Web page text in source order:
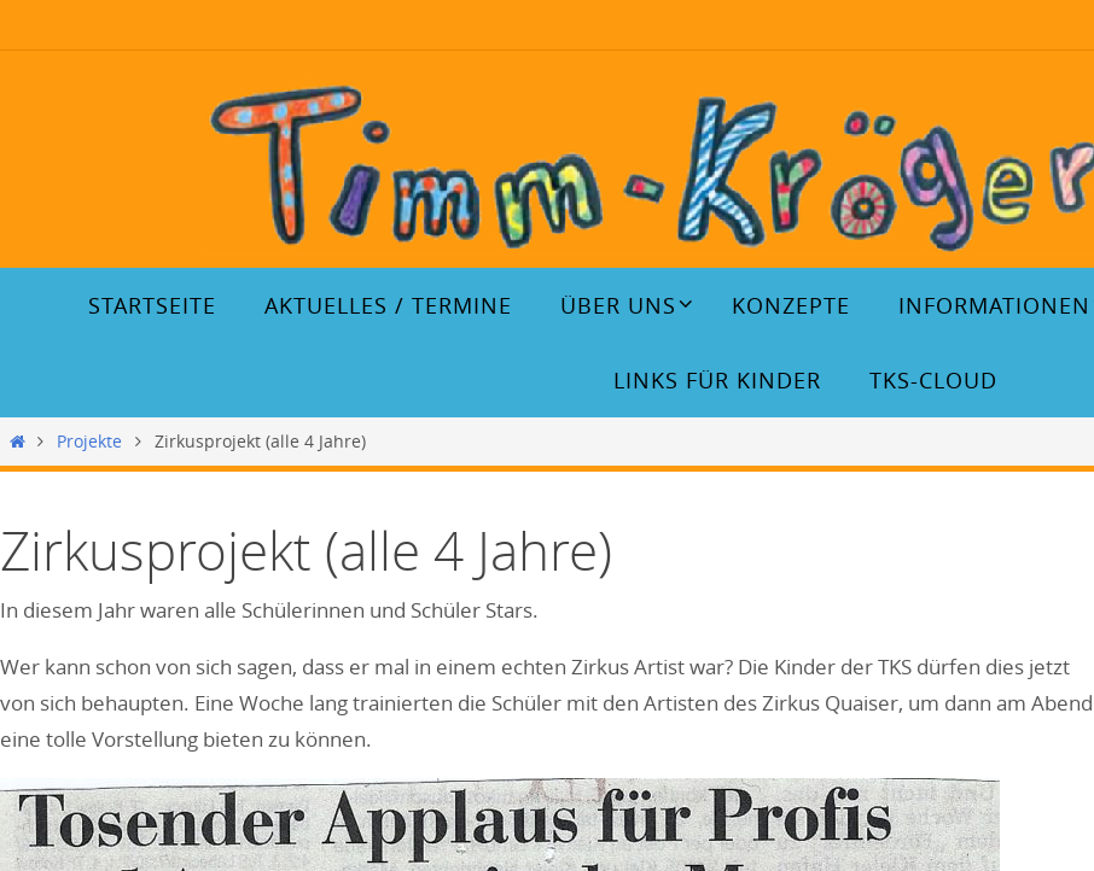
STARTSEITE AKTUELLES / TERMINE ÜBER UNS KONZEPTE INFORMATIONEN
LINKS FÜR KINDER TKS-CLOUD
Projekte Zirkusprojekt (alle 4 Jahre)
Zirkusprojekt (alle 4 Jahre)
In diesem Jahr waren alle Schülerinnen und Schüler Stars.
Wer kann schon von sich sagen, dass er mal in einem echten Zirkus Artist war? Die Kinder der TKS dürfen dies jetzt
von sich behaupten. Eine Woche lang trainierten die Schüler mit den Artisten des Zirkus Quaiser, um dann am Abend
eine tolle Vorstellung bieten zu können.